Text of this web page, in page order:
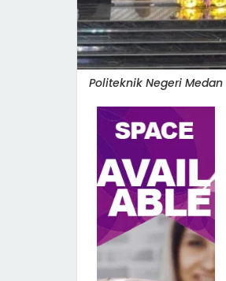
Politeknik Negeri